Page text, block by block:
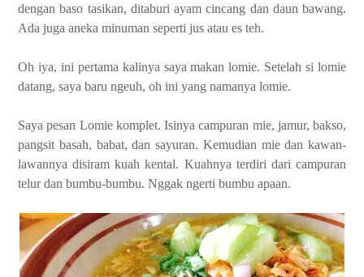
dengan baso tasikan, ditaburi ayam cincang dan daun bawang.
Ada juga aneka minuman seperti jus atau es teh.
Oh iya, ini pertama kalinya saya makan lomie. Setelah si lomie
datang, saya baru ngeuh, oh ini yang namanya lomie.
Saya pesan Lomie komplet. Isinya campuran mie, jamur, bakso,
pangsit basah, babat, dan sayuran. Kemudian mie dan kawan-
lawannya disiram kuah kental. Kuahnya terdiri dari campuran
telur dan bumbu-bumbu. Nggak ngerti bumbu apaan.